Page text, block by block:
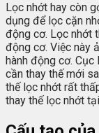
Lọc nhớt hay còn
dụng để lọc cặn
động cơ. Lọc nhớt
động cơ. Việc này
hành động cơ.
cần thay thế mới
thế lọc nhớt rất
thay thế lọc nhớt